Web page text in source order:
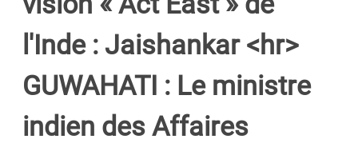
l'Inde : Jaishankar <hr>
GUWAHATI : Le ministre
indien des Affaires